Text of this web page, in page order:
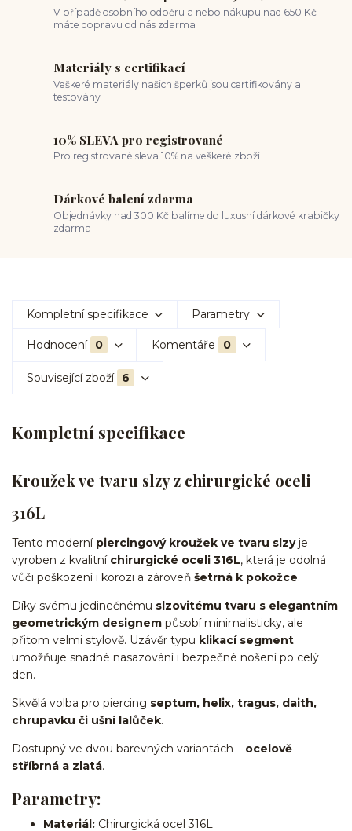
V případě osobního odběru a nebo nákupu nad 650 Kč
máte dopravu od nás zdarma
Materiály s certifikací
Veškeré materiály našich šperků jsou certifikovány a
testovány
10% SLEVA pro registrované
Pro registrované sleva 10% na veškeré zboží
Dárkové balení zdarma
Objednávky nad 300 Kč balíme do luxusní dárkové krabičky
zdarma
Kompletní specifikace Parametry
Hodnocení 0 Komentáře 0
Související zboží 6
Kompletní specifikace
Kroužek ve tvaru slzy z chirurgické oceli
316L
Tento moderní piercingový kroužek ve tvaru slzyje
vyroben z kvalitní chirurgické oceli 316L, která je odolná
vůči poškození i korozi a zároveň šetrná k pokožce.
Díky svému jedinečnému slzovitému tvaru s elegantním
geometrickým designem působí minimalisticky, ale
přitom velmi stylově. Uzávěr typu klikací segment
umožňuje snadné nasazování i bezpečné nošení po celý
den.
Skvělá volba pro piercing septum, helix, tragus, daith,
chrupavku či ušní lalůček.
Dostupný ve dvou barevných variantách – ocelově
stříbrná a zlatá.
Parametry:
Materiál: Chirurgická ocel 316L